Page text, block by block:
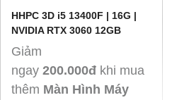
HHPC 3D i5 13400F | 16G |
NVIDIA RTX 3060 12GB
Giảm
ngay 200.000đ khi mua
thêm Màn Hình Máy